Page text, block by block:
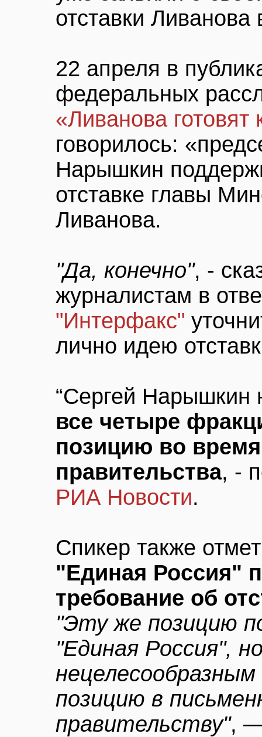
отставки
22 апреля в
федеральных
«Ливанова готовят
говорилось:
Нарышкин
отставке главы
Ливанова.
"Да, конечно", -
журналистам в
"Интерфакс"
лично идею
“Сергей Нарышкин
все четыре
позицию во время
правительства, -
РИА Новости.
Спикер также
"Единая Россия"
требование об
"Эту же позицию
"Единая Россия",
позицию в
правительству", —